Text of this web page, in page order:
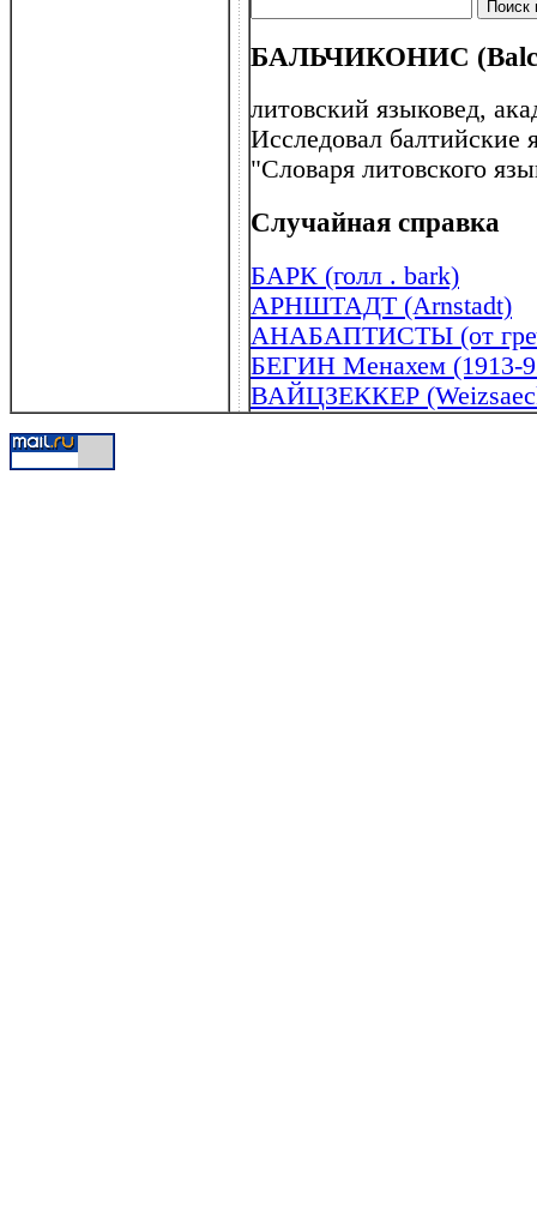
БАЛЬЧИКОНИС
литовский языковед,
Исследовал балтийские
"Словаря литовского
Случайная справка
БАРК (голл . bark)
АРНШТАДТ (Arnstadt)
АНАБАПТИСТЫ (от греч
БЕГИН Менахем (1913-
ВАЙЦЗЕККЕР